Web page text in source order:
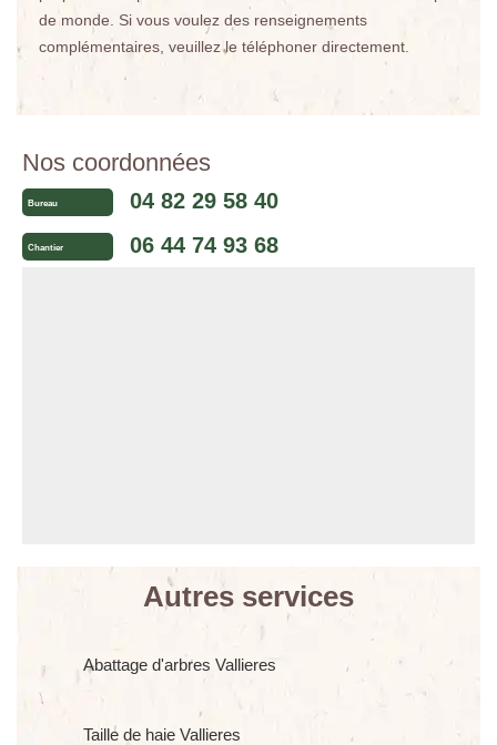
de monde. Si vous voulez des renseignements
complémentaires, veuillez le téléphoner directement.
Nos coordonnées
Bureau 04 82 29 58 40
Chantier 06 44 74 93 68
Autres services
Abattage d'arbres Vallieres
Taille de haie Vallieres